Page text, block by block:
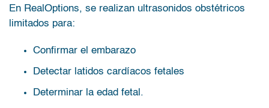
En RealOptions, se realizan ultrasonidos obstétricos
limitados para:
Confirmar el embarazo
Detectar latidos cardíacos fetales
Determinar la edad fetal.